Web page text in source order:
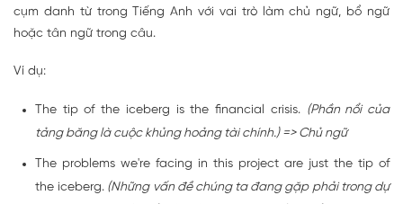
cụm danh từ trong Tiếng Anh với vai trò làm chủ ngữ, bổ ngữ
hoặc tân ngữ trong câu.
Ví dụ:
The tip of the iceberg is the financial crisis. (Phần nổi của
tảng băng là cuộc khủng hoảng tài chính.) => Chủ ngữ
The problems we're facing in this project are just the tip of
the iceberg. (Những vấn đề chúng ta đang gặp phải trong dự